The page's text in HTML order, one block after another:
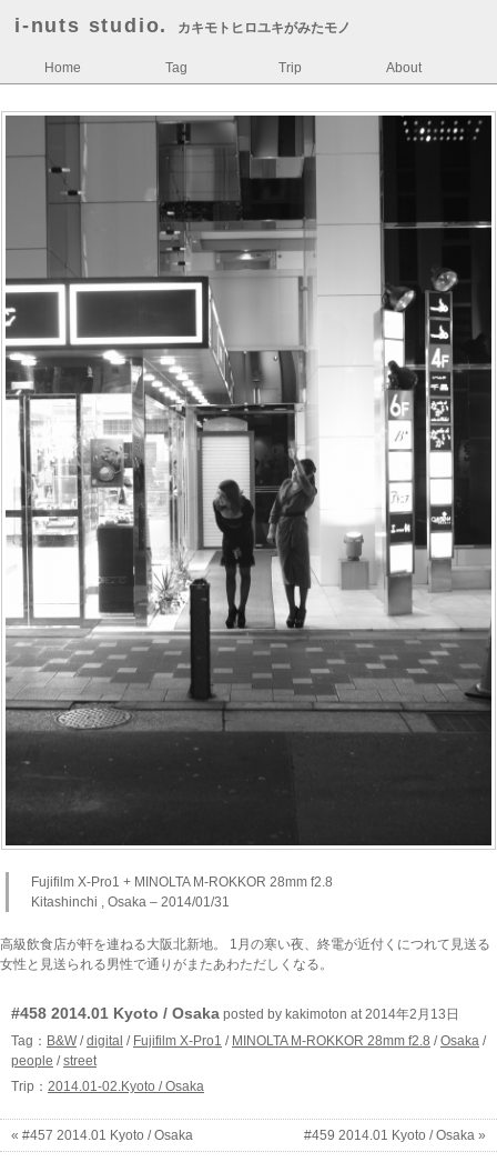
i-nuts studio. カキモトヒロユキがみたモノ
Home Tag Trip About
Fujifilm X-Pro1 + MINOLTA M-ROKKOR 28mm f2.8
Kitashinchi , Osaka – 2014/01/31
高級飲食店が軒を連ねる大阪北新地。 1月の寒い夜、終電が近付くにつれて見送る
女性と見送られる男性で通りがまたあわただしくなる。
#458 2014.01 Kyoto / Osaka posted by kakimoton at 2014年2月13日
Tag： B&W /digital / Fujifilm X-Pro1 / MINOLTA M-ROKKOR 28mm f2.8 /Osaka /
people /street
Trip： 2014.01-02.Kyoto / Osaka
« #457 2014.01 Kyoto / Osaka #459 2014.01 Kyoto / Osaka »